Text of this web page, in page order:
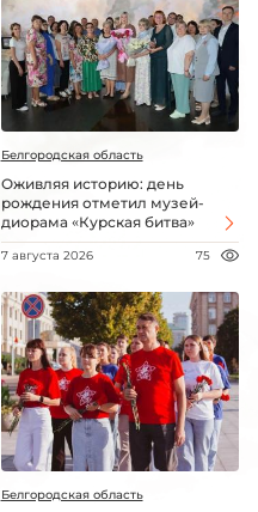
Белгородская область
Оживляя историю: день
рождения отметил музей-
диорама «Курская битва»
7 августа 2026 75
Белгородская область